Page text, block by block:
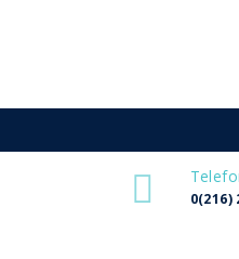
0(216)